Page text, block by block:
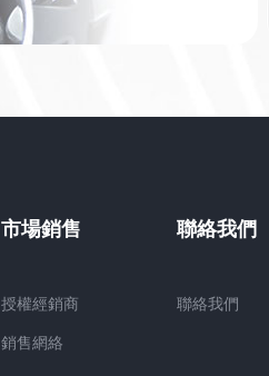
市場銷售
授權經銷商
銷售網絡
聯絡我們
聯絡我們